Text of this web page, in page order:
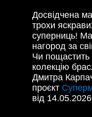
Досвідчена
трохи
суперниць!
нагород за
Чи
колекцію
Дмитра
проєкт
від